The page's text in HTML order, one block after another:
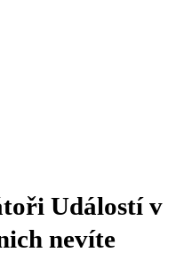
Událostí v
nevíte